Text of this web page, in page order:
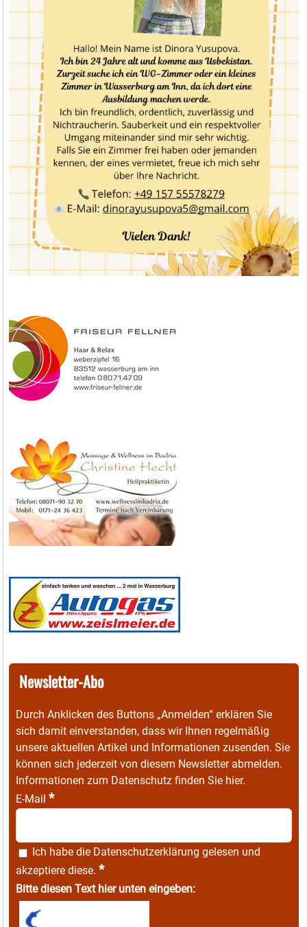
Newsletter-Abo
Durch Anklicken des Buttons „Anmelden“ erklären Sie
sich damit einverstanden, dass wir Ihnen regelmäßig
unsere aktuellen Artikel und Informationen zusenden. Sie
können sich jederzeit von diesem Newsletter abmelden.
Informationen zum Datenschutz finden Sie hier.
E-Mail *
Ich habe die Datenschutzerklärung gelesen und
akzeptiere diese. *
Bitte diesen Text hier unten eingeben: